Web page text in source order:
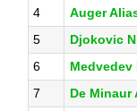
4
Auger
5
Djokovic
6
Medvedev
7
De Minaur